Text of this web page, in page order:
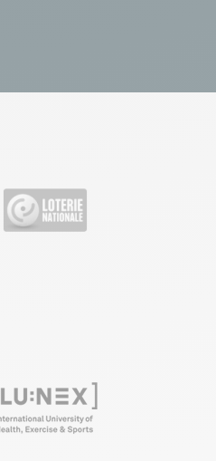
3.0. Data by OpenStreetMap, under